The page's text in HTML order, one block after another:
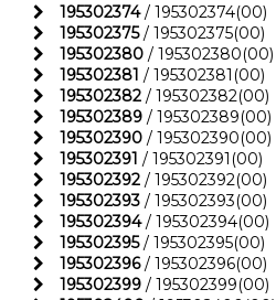
195302374/ 195302374(00)
195302375/ 195302375(00)
195302380 / 195302380(00)
195302381 / 195302381(00)
195302382 / 195302382(00)
195302389 / 195302389(00)
195302390 / 195302390(00)
195302391 / 195302391(00)
195302392 / 195302392(00)
195302393 / 195302393(00)
195302394/ 195302394(00)
195302395/ 195302395(00)
195302396/ 195302396(00)
195302399 / 195302399(00)